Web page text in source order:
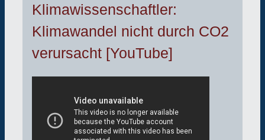
Klimawissenschaftler:
Klimawandel nicht durch CO2
verursacht [YouTube]